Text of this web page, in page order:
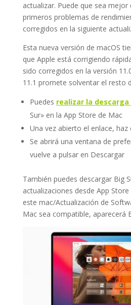
actualizar. Puede que sea mejor
primeros problemas de
corregidos en la siguiente
Esta nueva versión de macOS
que Apple está corrigiendo
sido corregidos en la versión
11.1 promete solventar el resto
Puedes realizar la descarga
Sur» en la App Store de Mac
Una vez abierto el enlace,
Se abrirá una ventana de
vuelve a pulsar en Descargar
También puedes descargar Big
actualizaciones desde App
este mac/Actualización de
Mac sea compatible, aparecerá